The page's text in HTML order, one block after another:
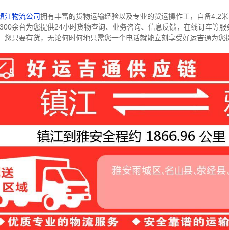
江物流公司拥有丰富的货物运输经验以及专业的货运操作工，自备4.2
余台为您提供24小时货物查询、业务咨询、信息反馈，在线订车等服
您只要有货，无论何时何地只需您一个电话就能立刻享受好运吉通为您